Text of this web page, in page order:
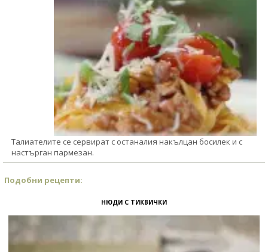
Талиателите се сервират с останалия накълцан босилек и с
настърган пармезан.
Подобни рецепти:
НЮДИ С ТИКВИЧКИ